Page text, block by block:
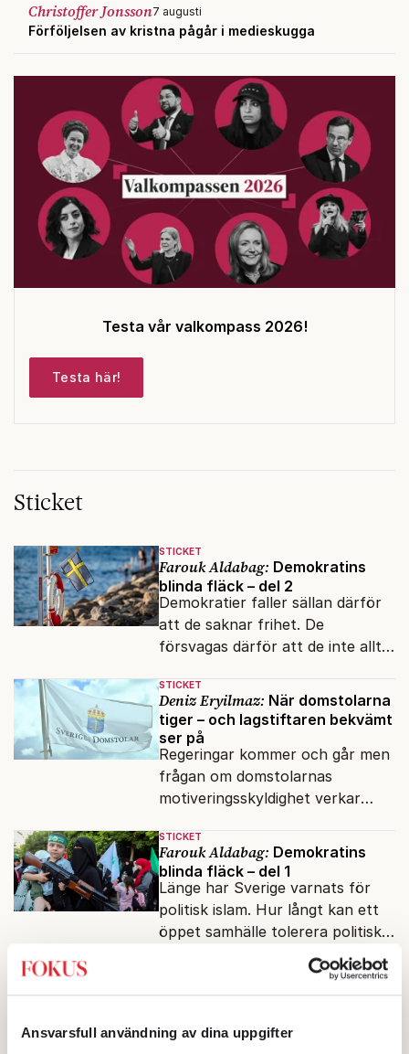
Ansvarsfull användning av dina uppgifter
Christoffer Jonsson7 augusti
Förföljelsen av kristna pågår i medieskugga
Testa vår valkompass 2026!
Testa här!
Sticket
STICKET
Farouk Aldabag: Demokratins
blinda fläck – del 2
Demokratier faller sällan därför
att de saknar frihet. De
försvagas därför att de inte alltid
naivitet.
STICKET
Deniz Eryilmaz: När domstolarna
tiger – och lagstiftaren bekvämt
ser på
Regeringar kommer och går men
frågan om domstolarnas
motiveringsskyldighet verkar
dagordningen.
STICKET
Farouk Aldabag: Demokratins
blinda fläck – del 1
Länge har Sverige varnats för
politisk islam. Hur långt kan ett
öppet samhälle tolerera politiska
rörelser som vill förändra det
Förföljelsen
hantera förföljelsen av landets